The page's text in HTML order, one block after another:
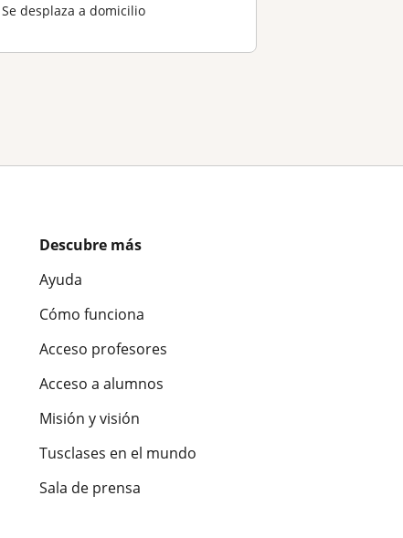
Se desplaza a domicilio
Descubre más
Ayuda
Cómo funciona
Acceso profesores
Acceso a alumnos
Misión y visión
Tusclases en el mundo
Sala de prensa